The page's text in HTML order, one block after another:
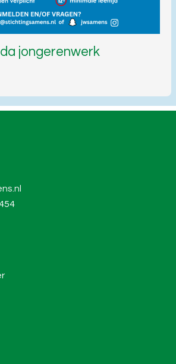
jongerenwerk